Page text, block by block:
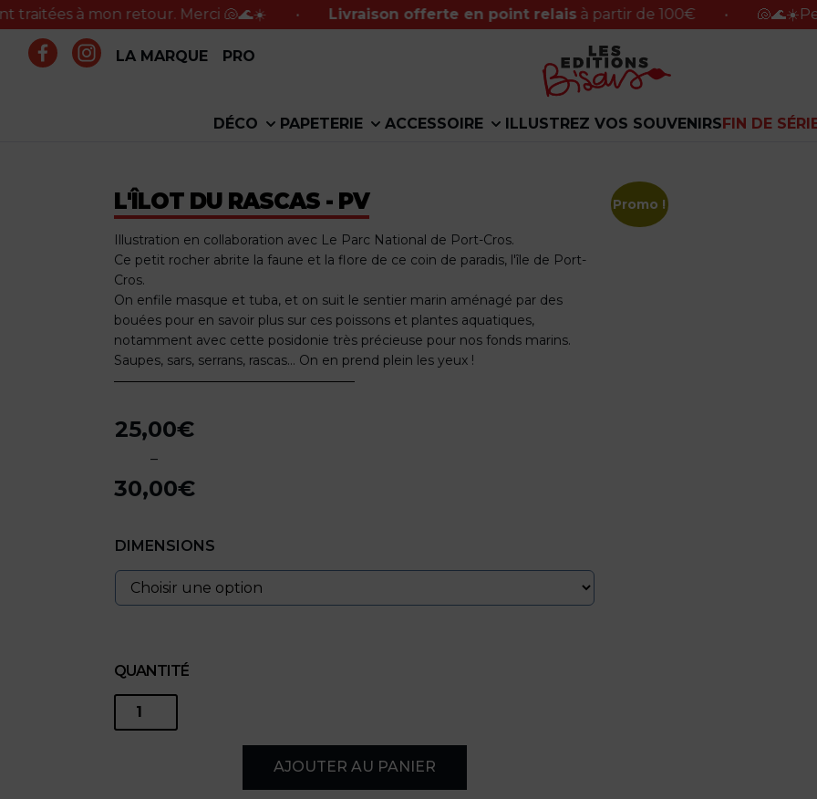
à mon retour. Merci 🐚🌊☀️ • Livraison offerte en point relaisà partir de 100€ • 🐚🌊☀️Petite
LA MARQUE PRO
DÉCO PAPETERIE ACCESSOIRE ILLUSTREZ VOS SOUVENIRSFIN DE
L'ÎLOT DU RASCAS - PV
Illustration en collaboration avec Le Parc National de Port-Cros.
Ce petit rocher abrite la faune et la flore de ce coin de paradis, l'île de Port-
Cros.
On enfile masque et tuba, et on suit le sentier marin aménagé par des
bouées pour en savoir plus sur ces poissons et plantes aquatiques,
notamment avec cette posidonie très précieuse pour nos fonds marins.
Saupes, sars, serrans, rascas... On en prend plein les yeux !
25,00€
–
30,00€
de
25,00€
à
DIMENSIONS
QUANTITÉ
quantité
AJOUTER AU PANIER
Promo !